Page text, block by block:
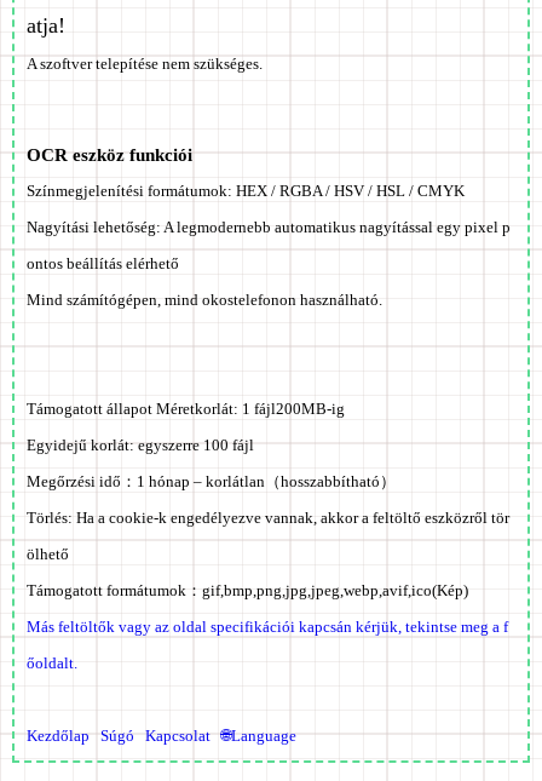
atja!
A szoftver telepítése nem szükséges.
OCR eszköz funkciói
Színmegjelenítési formátumok: HEX / RGBA / HSV / HSL / CMYK
Nagyítási lehetőség: A legmodernebb automatikus nagyítással egy pixel p
ontos beállítás elérhető
Mind számítógépen, mind okostelefonon használható.
Támogatott állapot Méretkorlát: 1 fájl200MB-ig
Egyidejű korlát: egyszerre 100 fájl
Megőrzési idő： 1 hónap – korlátlan （hosszabbítható）
Törlés: Ha a cookie-k engedélyezve vannak, akkor a feltöltő eszközről tör
ölhető
Támogatott formátumok： gif,bmp,png,jpg,jpeg,webp,avif,ico(Kép)
Más feltöltők vagy az oldal specifikációi kapcsán kérjük, tekintse meg a f
őoldalt.
Kezdőlap Súgó Kapcsolat 🌐Language